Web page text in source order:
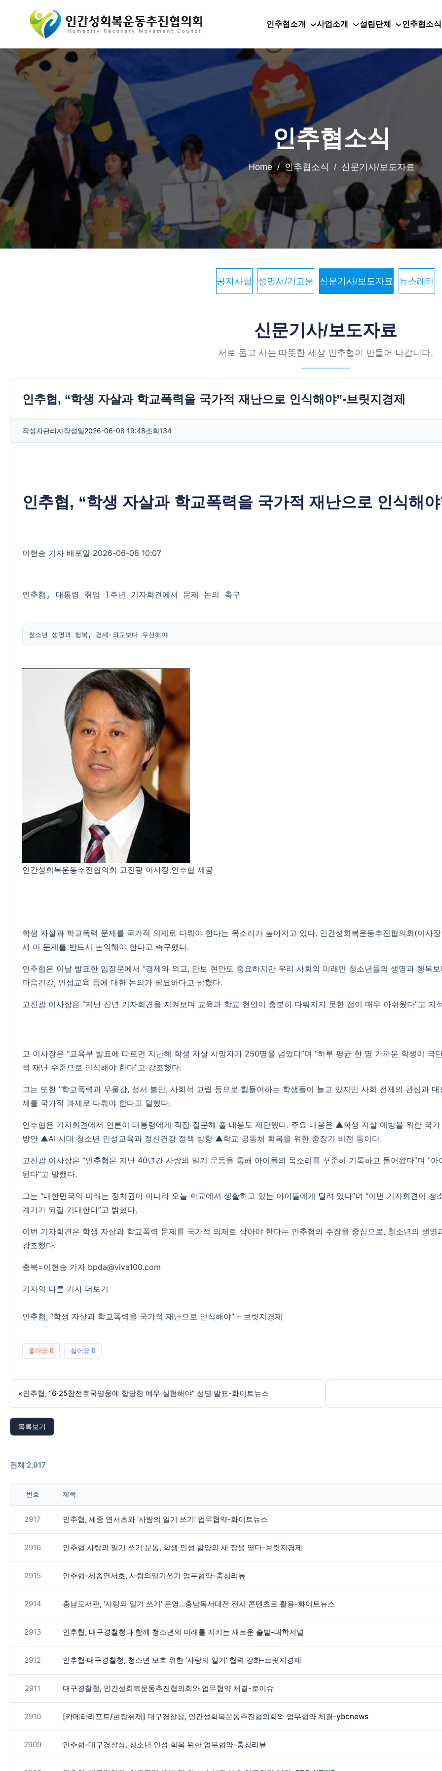
로
인추협소개 사업소개 설립단체 인추협소식
인추협소식
Home / 인추협소식 / 신문기사/보도자료
공지사항 성명서/기고문 신문기사/보도자료 뉴스레터
신문기사/보도자료
서로 돕고 사는 따뜻한 세상 인추협이 만들어 나갑니다.
인추협, “학생 자살과 학교폭력을 국가적 재난으로 인식해야”-브릿지경제
작성자관리자작성일2026-06-08 19:48조회134
인추협, “학생 자살과 학교폭력을 국가적 재난으로 인식해
이현승 기자 배포일 2026-06-08 10:07
인추협, 대통령 취임 1주년 기자회견에서 문제 논의 촉구
청소년 생명과 행복, 경제·외교보다 우선해야
인간성회복운동추진협의회 고진광 이사장.인추협 제공
학생 자살과 학교폭력 문제를 국가적 의제로 다뤄야 한다는 목소리가 높아지고 있다. 인간성회복운동추진협의회(이사
서 이 문제를 반드시 논의해야 한다고 촉구했다.
인추협은 이날 발표한 입장문에서 “경제와 외교, 안보 현안도 중요하지만 우리 사회의 미래인 청소년들의 생명과 행복
마음건강, 인성교육 등에 대한 논의가 필요하다고 밝혔다.
고진광 이사장은 “지난 신년 기자회견을 지켜보며 교육과 학교 현안이 충분히 다뤄지지 못한 점이 매우 아쉬웠다”고 지
고 이사장은 “교육부 발표에 따르면 지난해 학생 자살 사망자가 250명을 넘었다”며 “하루 평균 한 명 가까운 학생이
적 재난 수준으로 인식해야 한다”고 강조했다.
그는 또한 “학교폭력과 우울감, 정서 불안, 사회적 고립 등으로 힘들어하는 학생들이 늘고 있지만 사회 전체의 관심과
제를 국가적 과제로 다뤄야 한다고 말했다.
인추협은 기자회견에서 언론이 대통령에게 직접 질문해 줄 내용도 제안했다. 주요 내용은 ▲학생 자살 예방을 위한 국
방안 ▲AI 시대 청소년 인성교육과 정신건강 정책 방향 ▲학교 공동체 회복을 위한 중장기 비전 등이다.
고진광 이사장은 “인추협은 지난 40년간 사랑의 일기 운동을 통해 아이들의 목소리를 꾸준히 기록하고 들어왔다”며 “
된다”고 말했다.
그는 “대한민국의 미래는 정치권이 아니라 오늘 학교에서 생활하고 있는 아이들에게 달려 있다”며 “이번 기자회견이
계기가 되길 기대한다”고 밝혔다.
이번 기자회견은 학생 자살과 학교폭력 문제를 국가적 의제로 삼아야 한다는 인추협의 주장을 중심으로, 청소년의 생
강조했다.
충북=이현승 기자 bpda@viva100.com
기자의 다른 기사 더보기
인추협, “학생 자살과 학교폭력을 국가적 재난으로 인식해야” – 브릿지경제
좋아요 0 싫어요 0
«인추협, “6·25참전호국영웅에 합당한 예우 실현해야” 성명 발표-화이트뉴스
목록보기
전체 2,917
번호 제목
2917 인추협, 세종 연서초와 ‘사랑의 일기 쓰기’ 업무협약-화이트뉴스
2916 인추협 사랑의 일기 쓰기 운동, 학생 인성 함양의 새 장을 열다-브릿지경제
2915 인추협-세종연서초, 사랑의일기쓰기 업무협약-충청리뷰
2914 충남도서관, ‘사랑의 일기 쓰기’ 운영…충남독서대전 전시 콘텐츠로 활용-화이트뉴스
2913 인추협, 대구경찰청과 함께 청소년의 미래를 지키는 새로운 출발-대학저널
2912 인추협‧대구경찰청, 청소년 보호 위한 ‘사랑의 일기’ 협력 강화-브릿지경제
2911 대구경찰청, 인간성회복운동추진협의회와 업무협약 체결-로이슈
2910 [카메라리포트/현장취재] 대구경찰청, 인간성회복운동추진협의회와 업무협약 체결-ybcnews
2909 인추협-대구경찰청, 청소년 인성 회복 위한 업무협약-충청리뷰